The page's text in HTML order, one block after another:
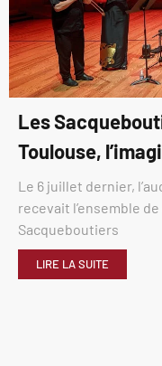
Les
Toulouse,
Le 6 juillet dernier,
recevait l’ensemble
Sacqueboutiers
LIRE LA SUITE